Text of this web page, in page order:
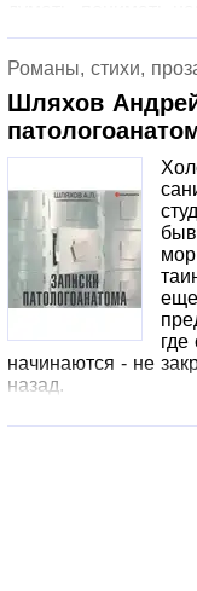
Романы, стихи,
Шляхов
начинаются - не
назад.